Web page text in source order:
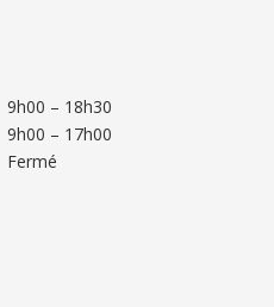
9h00 – 18h30
9h00 – 17h00
Fermé